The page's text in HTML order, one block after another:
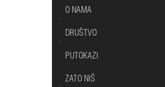
O NAMA
DRUŠTVO
PUTOKAZI
ZATO NIŠ